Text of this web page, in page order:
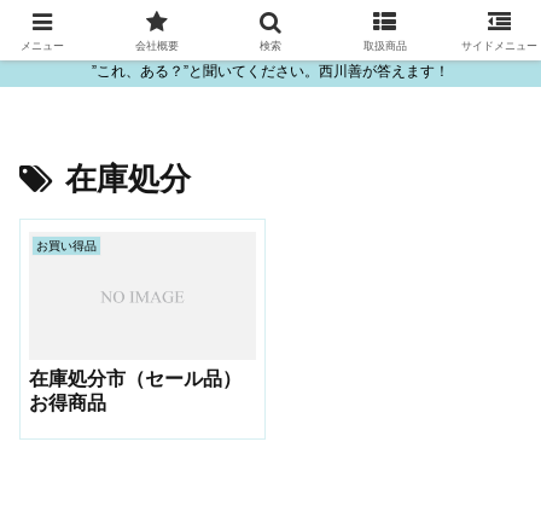
ビニール・プラスチック製品の卸販売は西川善
”これ、ある？”と聞いてください。西川善が答えます！
在庫処分
お買い得品
在庫処分市（セール品）
お得商品
メニュー 会社概要 検索 取扱商品 サイドメニュー